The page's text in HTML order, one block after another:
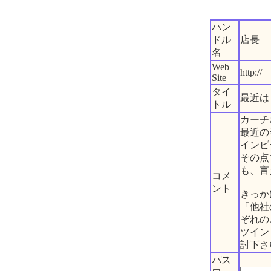
ハン
ドル
名
店長
Web
Site
http://
タイ
トル
最近
コメ
ント
カー
最近
イン
その
も、
きっ
「他
ぞれ
ツイ
討下さ
パス